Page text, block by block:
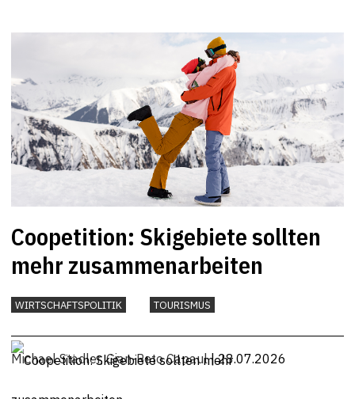
Coopetition: Skigebiete sollten
mehr zusammenarbeiten
WIRTSCHAFTSPOLITIK TOURISMUS
Michael Stadler,Gian-Reto Capaul| 28.07.2026